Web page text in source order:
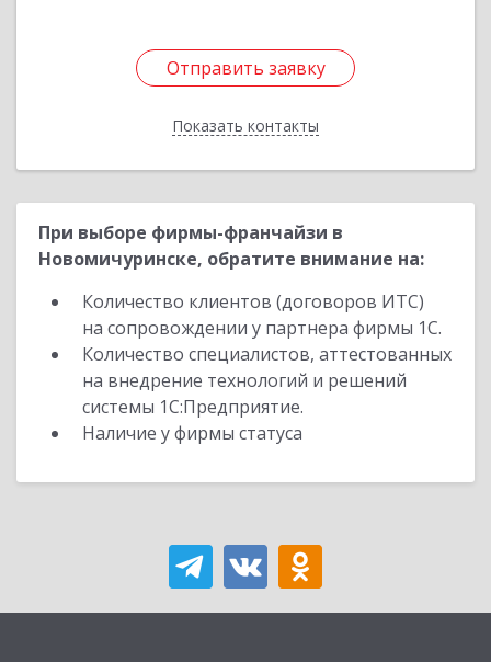
Отправить заявку
Показать контакты
Отправить заявку
Назад
При выборе фирмы-франчайзи в
Новомичуринске, обратите внимание на:
Количество клиентов (договоров ИТС)
на сопровождении у партнера фирмы 1С.
Количество специалистов, аттестованных
на внедрение технологий и решений
системы 1С:Предприятие.
Наличие у фирмы статуса